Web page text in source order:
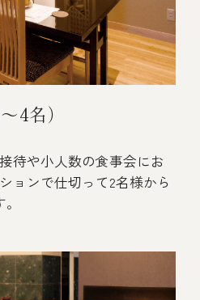
4名）
待や小人数の食事会にお
ョンで仕切って2名様から